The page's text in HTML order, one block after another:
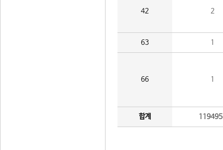
42 2
63 1
66 1
합계